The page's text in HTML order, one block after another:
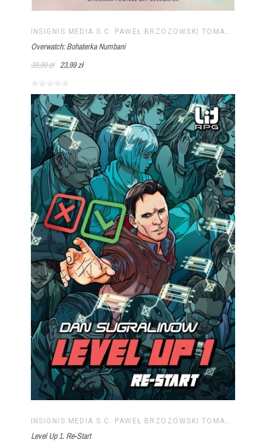
INSIGNIS MEDIA S.C. PAWEŁ BRZOZOWSKI TOMASZ BRZOZOWSKI
Overwatch: Bohaterka Numbani
39,99 zł 23,99 zł
INSIGNIS MEDIA S.C. PAWEŁ BRZOZOWSKI TOMASZ BRZOZOWSKI
Level Up 1. Re-Start